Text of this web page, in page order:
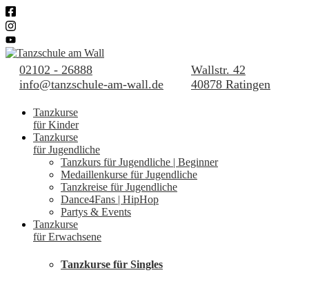
02102 - 26888
info@tanzschule-am-wall.de
Wallstr. 42
40878 Ratingen
Tanzkurse
für Kinder
Tanzkurse
für Jugendliche
Tanzkurs für Jugendliche | Beginner
Medaillenkurse für Jugendliche
Tanzkreise für Jugendliche
Dance4Fans | HipHop
Partys & Events
Tanzkurse
für Erwachsene
Tanzkurse für Singles